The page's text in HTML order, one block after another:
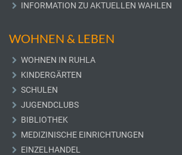
INFORMATION ZU AKTUELLEN WAHLEN
WOHNEN & LEBEN
WOHNEN IN RUHLA
KINDERGÄRTEN
SCHULEN
JUGENDCLUBS
BIBLIOTHEK
MEDIZINISCHE EINRICHTUNGEN
EINZELHANDEL